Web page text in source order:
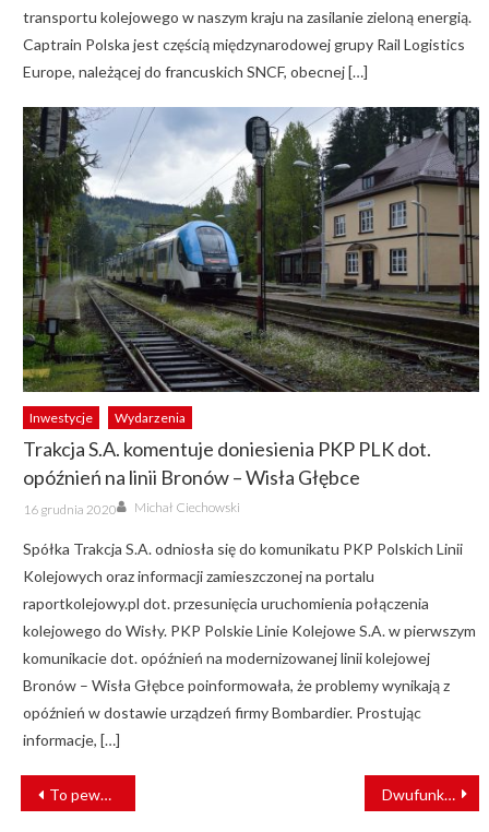
transportu kolejowego w naszym kraju na zasilanie zieloną energią.
Captrain Polska jest częścią międzynarodowej grupy Rail Logistics
Europe, należącej do francuskich SNCF, obecnej […]
Inwestycje Wydarzenia
Trakcja S.A. komentuje doniesienia PKP PLK dot.
opóźnień na linii Bronów – Wisła Głębce
Posted
on
16 grudnia 2020 Author
Michał Ciechowski
Spółka Trakcja S.A. odniosła się do komunikatu PKP Polskich Linii
Kolejowych oraz informacji zamieszczonej na portalu
raportkolejowy.pl dot. przesunięcia uruchomienia połączenia
kolejowego do Wisły. PKP Polskie Linie Kolejowe S.A. w pierwszym
komunikacie dot. opóźnień na modernizowanej linii kolejowej
Bronów – Wisła Głębce poinformowała, że problemy wynikają z
opóźnień w dostawie urządzeń firmy Bombardier. Prostując
informacje, […]
NAWIGACJA
WPISU
To pewne! Dworzec PKP Bydgoszcz Główna będzie miał patrona Dwufunkcyjne wózki manewrowe ZAGRO E-MAXI – jakie są ich możliwości? [WYWIAD]